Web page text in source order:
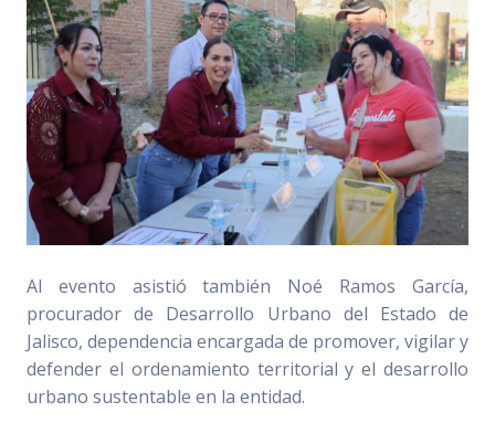
Al evento asistió también Noé Ramos García,
procurador de Desarrollo Urbano del Estado de
Jalisco, dependencia encargada de promover, vigilar y
defender el ordenamiento territorial y el desarrollo
urbano sustentable en la entidad.